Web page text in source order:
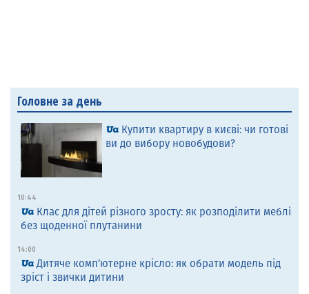
Головне за день
Купити квартиру в києві: чи готові
ви до вибору новобудови?
10:44
Клас для дітей різного зросту: як розподілити меблі
без щоденної плутанини
14:00
Дитяче комп’ютерне крісло: як обрати модель під
зріст і звички дитини